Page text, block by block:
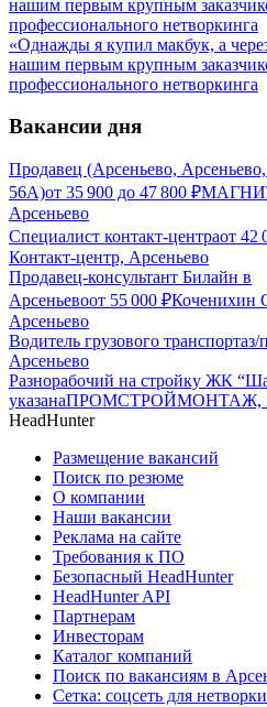
«Однажды я купил макбук, а
нашим первым крупным
профессионального нетворкинга
Вакансии дня
Продавец (Арсеньево,
56А)от 35 900 до 47 800 ₽
Арсеньево
Специалист контакт-центраот 42
Контакт-центр, Арсеньево
Продавец-консультант Билайн в
Арсеньевоот 55 000 ₽Коченихин
Арсеньево
Водитель грузового транспортаз/
Арсеньево
Разнорабочий на стройку ЖК
указанаПРОМСТРОЙМОНТАЖ,
HeadHunter
Размещение вакансий
Поиск по резюме
О компании
Наши вакансии
Реклама на сайте
Требования к ПО
Безопасный HeadHunter
HeadHunter API
Партнерам
Инвесторам
Каталог компаний
Поиск по вакансиям в
Сетка: соцсеть для